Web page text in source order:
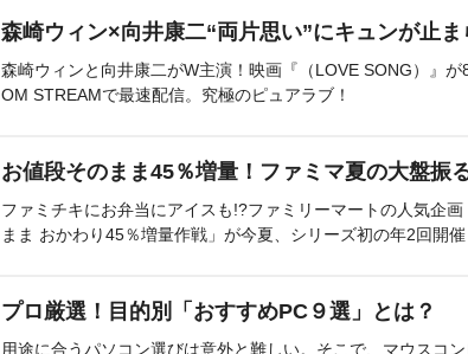
森崎ウィン×向井康二“両片思い”にキュンが止ま
森崎ウィンと向井康二がW主演！映画『（LOVE SONG）』が
OM STREAMで最速配信。究極のピュアラブ！
お値段そのまま45％増量！ファミマ夏の大盤振
ファミチキにお弁当にアイスも!?ファミリーマートの人気企
まま おかわり45％増量作戦」が今夏、シリーズ初の年2回開催
プロ厳選！目的別「おすすめPC９選」とは？
用途に合うパソコン選びは意外と難しい。そこで、マウスコ